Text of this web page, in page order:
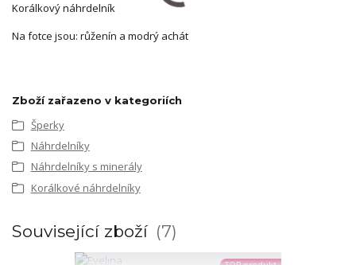
Korálkový náhrdelník
Na fotce jsou: růženín a modrý achát
Zboží zařazeno v kategoriích
Šperky
Náhrdelníky
Náhrdelníky s minerály
Korálkové náhrdelníky
Související zboží 7